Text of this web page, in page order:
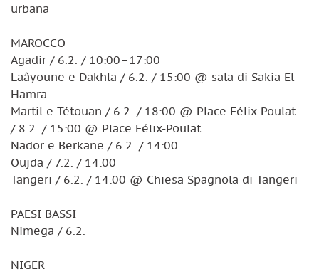
urbana
MAROCCO
Agadir / 6.2. / 10:00–17:00
Laâyoune e Dakhla / 6.2. / 15:00 @ sala di Sakia El
Hamra
Martil e Tétouan / 6.2. / 18:00 @ Place Félix-Poulat
/ 8.2. / 15:00 @ Place Félix-Poulat
Nador e Berkane / 6.2. / 14:00
Oujda / 7.2. / 14:00
Tangeri / 6.2. / 14:00 @ Chiesa Spagnola di Tangeri
PAESI BASSI
Nimega / 6.2.
NIGER